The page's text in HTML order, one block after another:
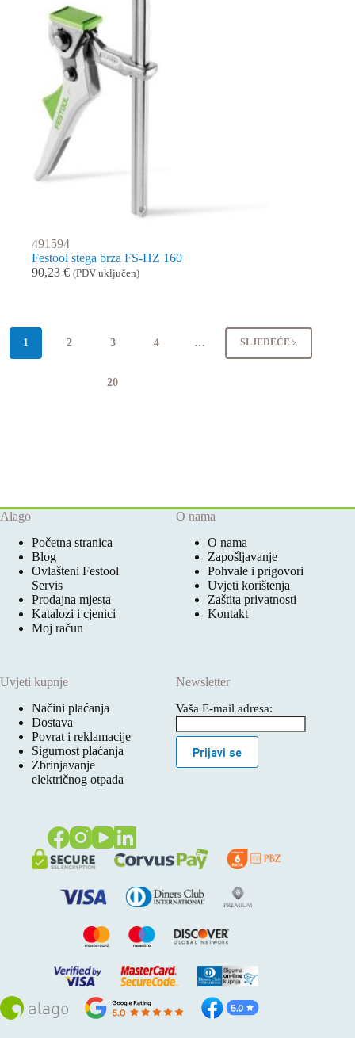
491594
Festool stega brza FS-HZ 160
90,23 € (PDV uključen)
1 2 3 4 …
20
SLJEDEĆE
Alago
Početna stranica
Blog
Ovlašteni Festool
Servis
Prodajna mjesta
Katalozi i cjenici
Moj račun
O nama
O nama
Zapošljavanje
Pohvale i prigovori
Uvjeti korištenja
Zaštita privatnosti
Kontakt
Uvjeti kupnje
Načini plaćanja
Dostava
Povrat i reklamacije
Sigurnost plaćanja
Zbrinjavanje
električnog otpada
Newsletter
Vaša E-mail adresa:
Prijavi se